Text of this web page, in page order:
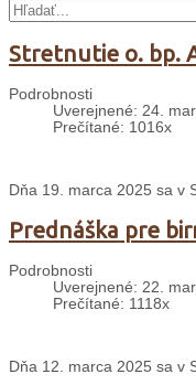
Stretnutie o. bp.
Podrobnosti
Uverejnené: 24.
Prečítané: 1016x
Dňa 19. marca 2025 sa v
Prednáška pre
Podrobnosti
Uverejnené: 22.
Prečítané: 1118x
Dňa 12. marca 2025 sa v